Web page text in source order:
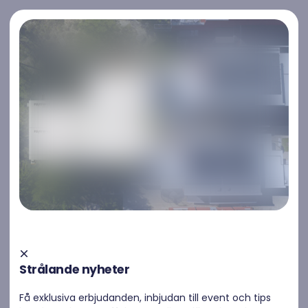
Kontakta oss
Kontakta oss
värdet på huset och sänk
dina elkostnader
Strålande nyheter
Få exklusiva erbjudanden, inbjudan till event och tips